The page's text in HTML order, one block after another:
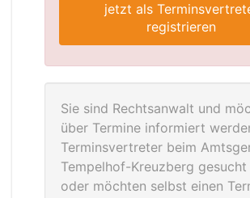
jetzt als
registrieren
Sie sind Rechtsanwalt und
über Termine informiert
Terminsvertreter beim
Tempelhof-Kreuzberg
oder möchten selbst einen